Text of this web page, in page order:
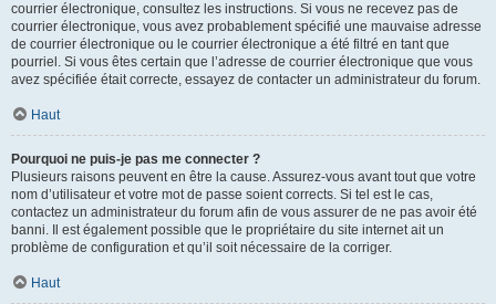
courrier électronique, consultez les instructions. Si vous ne recevez pas de
courrier électronique, vous avez probablement spécifié une mauvaise adresse
de courrier électronique ou le courrier électronique a été filtré en tant que
pourriel. Si vous êtes certain que l’adresse de courrier électronique que vous
avez spécifiée était correcte, essayez de contacter un administrateur du forum.
Haut
Pourquoi ne puis-je pas me connecter ?
Plusieurs raisons peuvent en être la cause. Assurez-vous avant tout que votre
nom d’utilisateur et votre mot de passe soient corrects. Si tel est le cas,
contactez un administrateur du forum afin de vous assurer de ne pas avoir été
banni. Il est également possible que le propriétaire du site internet ait un
problème de configuration et qu’il soit nécessaire de la corriger.
Haut